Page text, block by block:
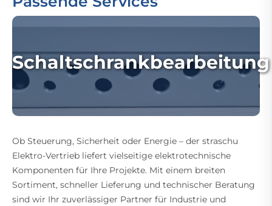
Schaltschrankbearbeitung
Ob Steuerung, Sicherheit oder Energie – der straschu
Elektro-Vertrieb liefert vielseitige elektrotechnische
Komponenten für Ihre Projekte. Mit einem breiten
Sortiment, schneller Lieferung und technischer Beratung
sind wir Ihr zuverlässiger Partner für Industrie und